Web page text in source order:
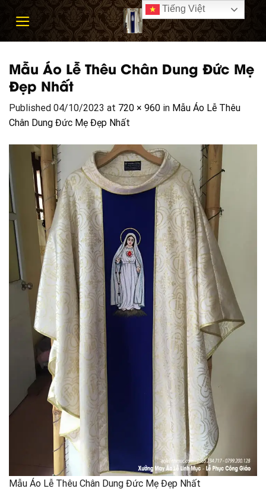
Mẫu Áo Lễ Thêu Chân Dung Đức Mẹ
Đẹp Nhất
Published 04/10/2023 at 720 × 960 in Mẫu Áo Lễ Thêu
Chân Dung Đức Mẹ Đẹp Nhất
Mẫu Áo Lễ Thêu Chân Dung Đức Mẹ Đẹp Nhất
Tiếng Việt